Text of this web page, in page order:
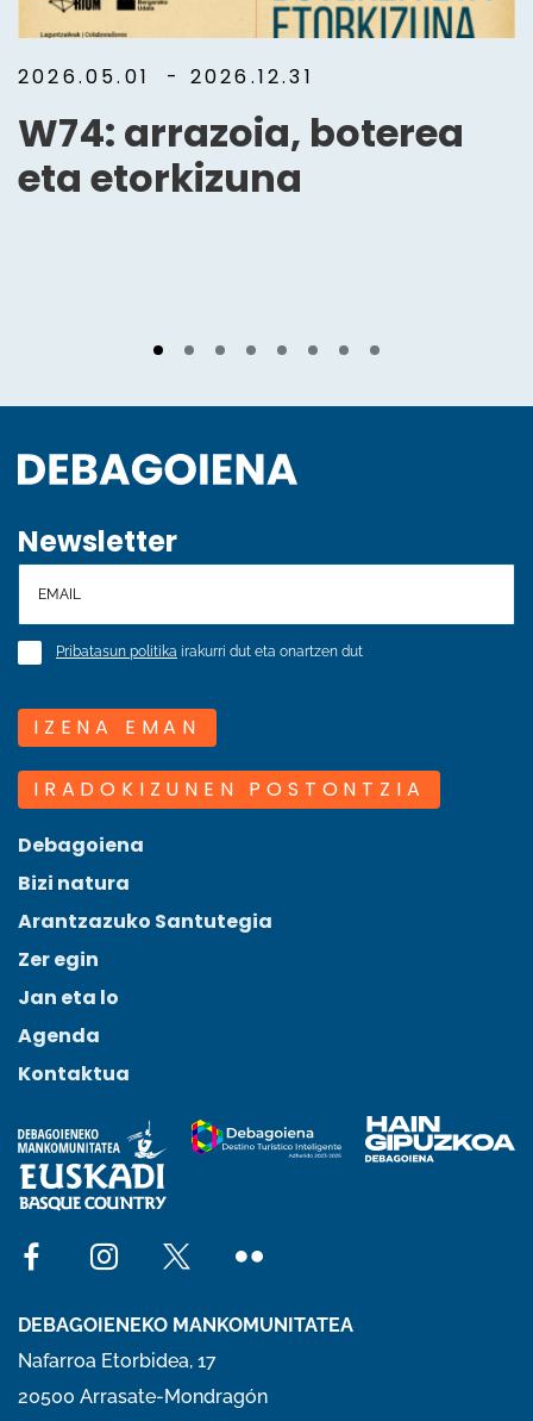
2026.05.01 - 2026.12.31
W74: arrazoia, boterea
eta etorkizuna
Newsletter
Pribatasun politika irakurri dut eta onartzen dut
IZENA EMAN
IRADOKIZUNEN POSTONTZIA
Debagoiena
Bizi natura
Arantzazuko Santutegia
Zer egin
Jan eta lo
Agenda
Kontaktua
Social network facebook
Social network instagram
Social network x
Social network flickr
DEBAGOIENEKO MANKOMUNITATEA
Nafarroa Etorbidea, 17
20500 Arrasate-Mondragón